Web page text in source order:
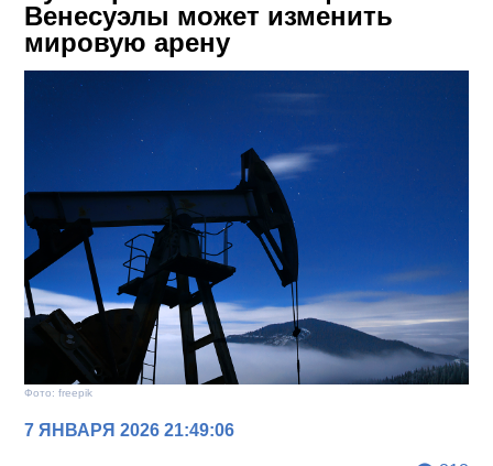
Венесуэлы может изменить
мировую арену
Фото: freepik
7 ЯНВАРЯ 2026 21:49:06